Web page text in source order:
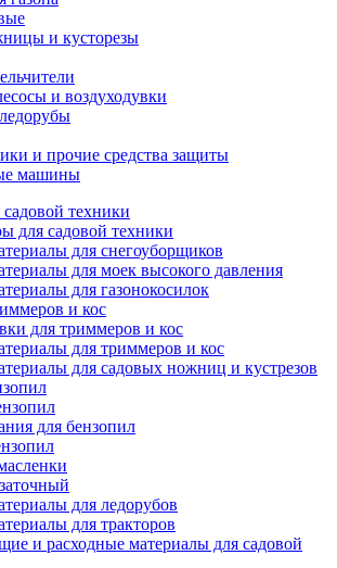
и кусторезы
и воздуходувки
и прочие средства защиты
машины
садовой техники
для садовой техники
для снегоуборщиков
для моек высокого давления
для газонокосилок
и кос
для триммеров и кос
для триммеров и кос
для садовых ножниц и кустрезов
для бензопил
для ледорубов
для тракторов
и расходные материалы для садовой